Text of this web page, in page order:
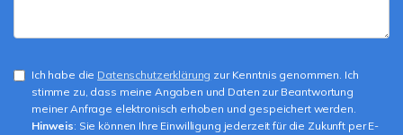
Ich habe die Datenschutzerklärung zur Kenntnis genommen. Ich
stimme zu, dass meine Angaben und Daten zur Beantwortung
meiner Anfrage elektronisch erhoben und gespeichert werden.
Hinweis: Sie können Ihre Einwilligung jederzeit für die Zukunft per E-